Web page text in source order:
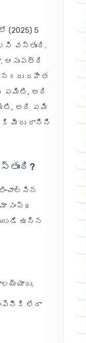
5
వస్తుంది.
ఆసుపత్రి
నగదు రహిత
ఏమిటి, అది
అది ఏమి
మీరు దానిని
సంస్థ
ఉన్న
లేదా